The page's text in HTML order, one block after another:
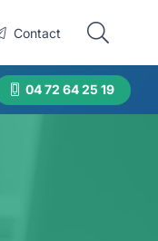
Contact
04 72 64 25 19